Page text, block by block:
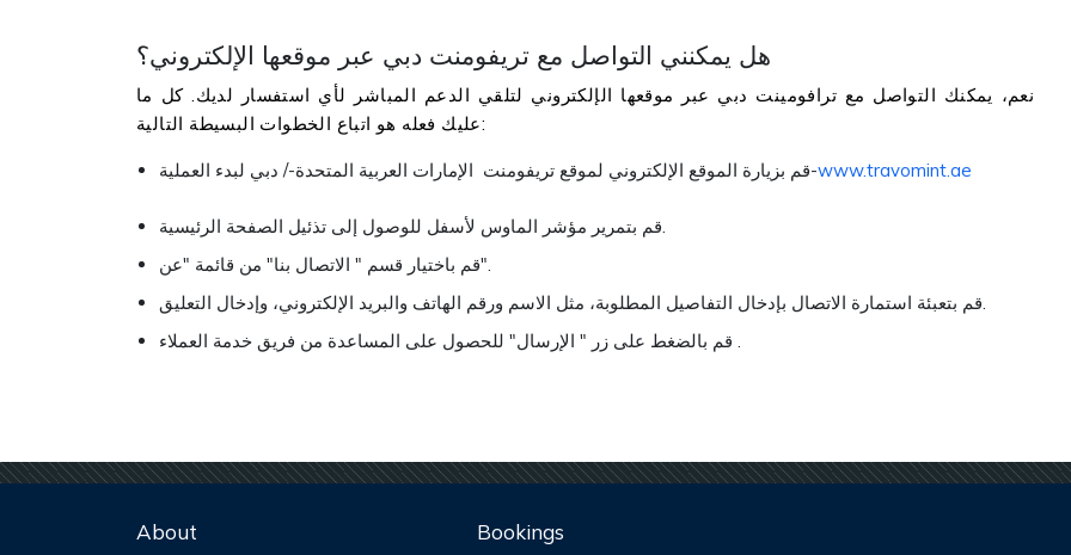
هل يمكنني التواصل مع تريفومنت دبي عبر موقعها الإلكتروني؟
نعم، يمكنك التواصل مع ترافومينت دبي عبر موقعها الإلكتروني لتلقي الدعم المباشر لأي استفسار لديك. كل ما
عليك فعله هو اتباع الخطوات البسيطة التالية:
قم بزيارة الموقع الإلكتروني لموقع تريفومنت الإمارات العربية المتحدة-/ دبي لبدء العملية-www.travomint.ae
قم باختيار قسم " الاتصال بنا" من قائمة "عن".
About Bookings